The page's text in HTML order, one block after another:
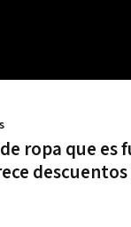
ropa que es